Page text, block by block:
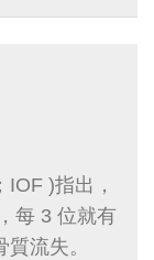
)指出，
每 3 位就有
流失。